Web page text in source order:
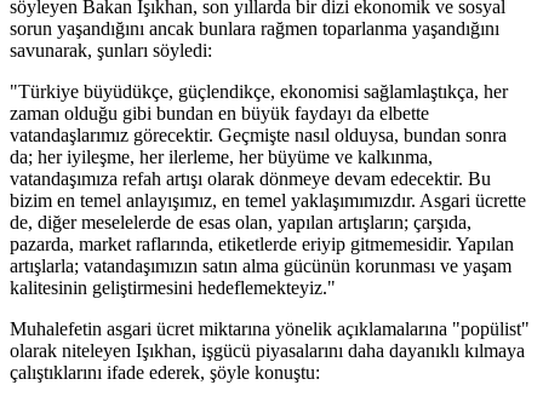
söyleyen Bakan Işıkhan, son yıllarda bir dizi ekonomik ve sosyal
sorun yaşandığını ancak bunlara rağmen toparlanma yaşandığını
savunarak, şunları söyledi:
"Türkiye büyüdükçe, güçlendikçe, ekonomisi sağlamlaştıkça, her
zaman olduğu gibi bundan en büyük faydayı da elbette
vatandaşlarımız görecektir. Geçmişte nasıl olduysa, bundan sonra
da; her iyileşme, her ilerleme, her büyüme ve kalkınma,
vatandaşımıza refah artışı olarak dönmeye devam edecektir. Bu
bizim en temel anlayışımız, en temel yaklaşımımızdır. Asgari ücrette
de, diğer meselelerde de esas olan, yapılan artışların; çarşıda,
pazarda, market raflarında, etiketlerde eriyip gitmemesidir. Yapılan
artışlarla; vatandaşımızın satın alma gücünün korunması ve yaşam
kalitesinin geliştirmesini hedeflemekteyiz."
Muhalefetin asgari ücret miktarına yönelik açıklamalarına "popülist"
olarak niteleyen Işıkhan, işgücü piyasalarını daha dayanıklı kılmaya
çalıştıklarını ifade ederek, şöyle konuştu: